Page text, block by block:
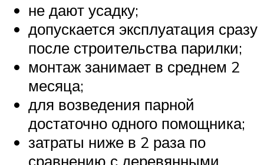
не дают усадку;
допускается эксплуатация сразу
после строительства парилки;
монтаж занимает в среднем 2
месяца;
для возведения парной
достаточно одного помощника;
затраты ниже в 2 раза по
сравнению с деревянными